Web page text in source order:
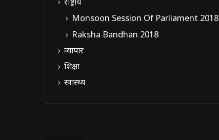
Monsoon Session Of Parliament 2018
Raksha Bandhan 2018
व्यापार
शिक्षा
स्वास्थ्य